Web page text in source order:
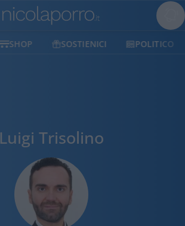
SHOP SOSTIENICI POLITICO
Luigi Trisolino